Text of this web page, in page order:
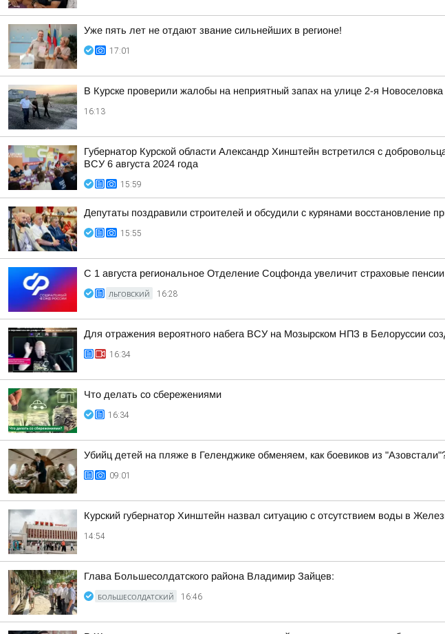
Уже пять лет не отдают звание сильнейших в регионе!
17:01
В Курске проверили жалобы на неприятный запах на улице 2-я Новоселовка
16:13
Губернатор Курской области Александр Хинштейн встретился с
ВСУ 6 августа 2024 года
15:59
Депутаты поздравили строителей и обсудили с курянами восстановление
15:55
С 1 августа региональное Отделение Соцфонда увеличит страховые
ЛЬГОВСКИЙ 16:28
Для отражения вероятного набега ВСУ на Мозырском НПЗ в Белоруссии
16:34
Что делать со сбережениями
16:34
Убийц детей на пляже в Геленджике обменяем, как боевиков из
09:01
Курский губернатор Хинштейн назвал ситуацию с отсутствием воды в
14:54
Глава Большесолдатского района Владимир Зайцев:
БОЛЬШЕСОЛДАТСКИЙ 16:46